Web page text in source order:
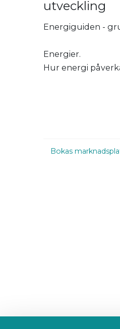
utveckling
Energiguiden -
Energier.
Hur energi
Bokas